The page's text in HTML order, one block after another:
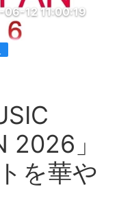
12 11:00:19
2026」
を華や